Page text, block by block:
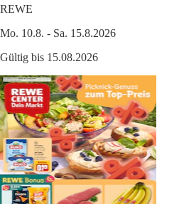
REWE
Mo. 10.8. - Sa. 15.8.2026
Gültig bis 15.08.2026